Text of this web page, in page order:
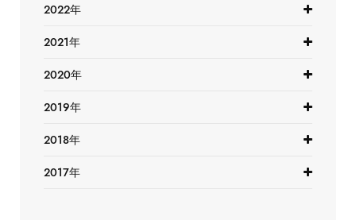
2022年
2021年
2020年
2019年
2018年
2017年